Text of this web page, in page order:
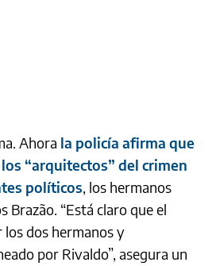
Ahora la policía afirma que
“arquitectos” del crimen
políticos, los hermanos
Brazão. “Está claro que el
dos hermanos y
por Rivaldo”, asegura un